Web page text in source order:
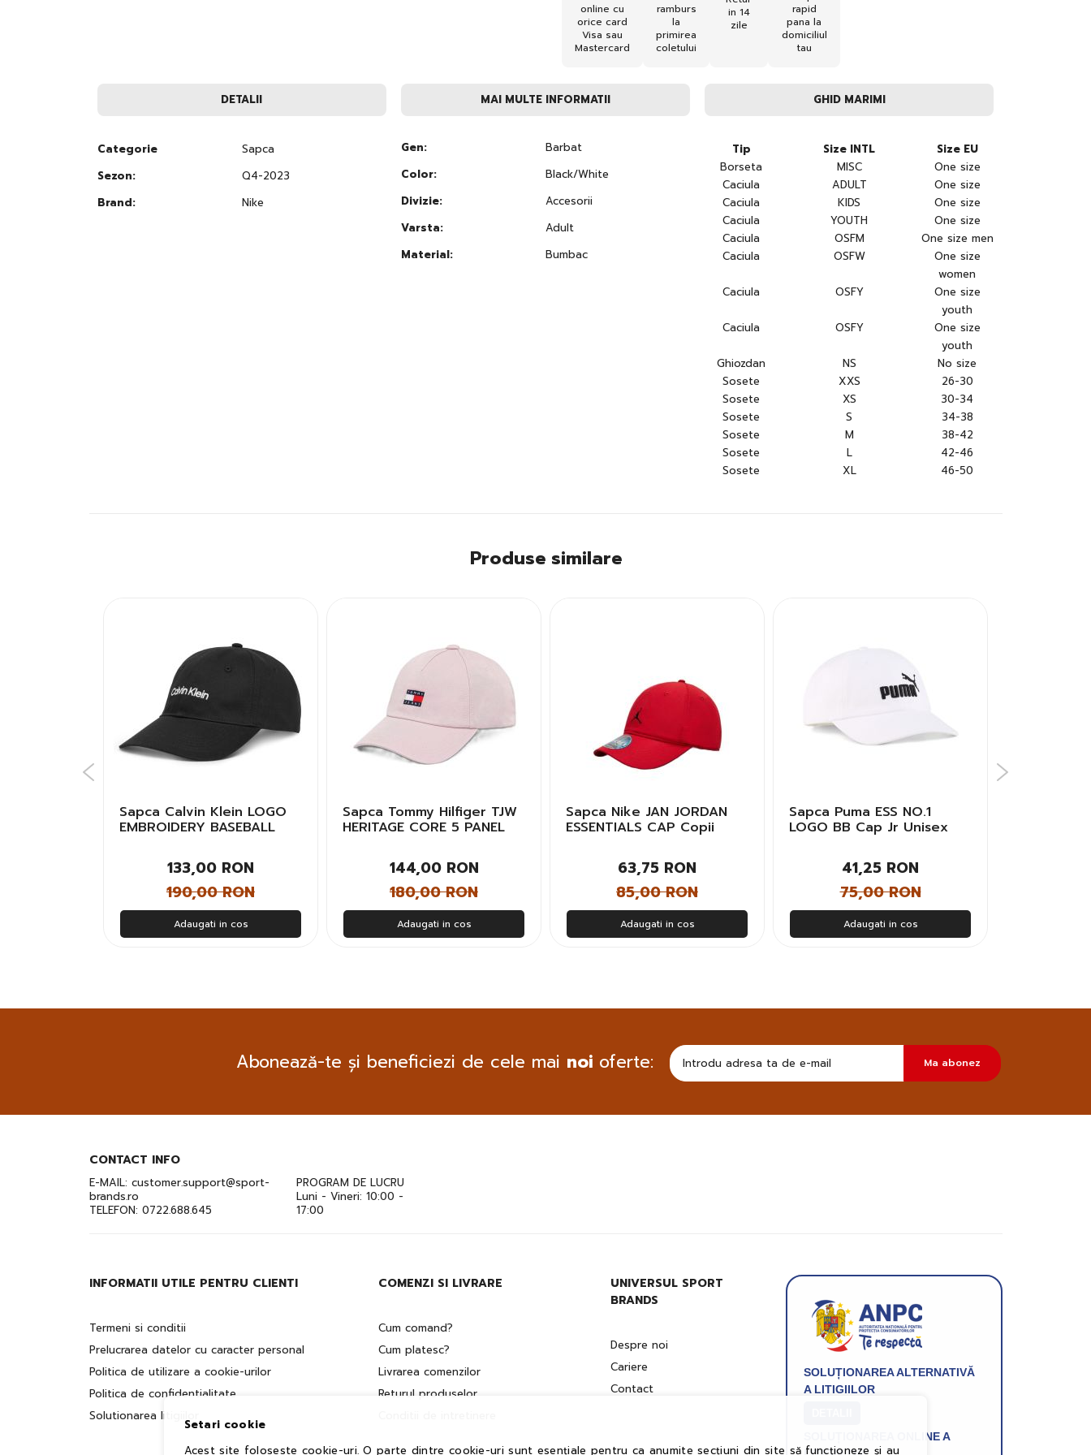
online cu
orice card
Visa sau
Mastercard
ramburs
la
primirea
coletului
in 14
zile
rapid
pana la
domiciliul
tau
DETALII
Categorie
Sapca
Sezon:
Q4-2023
Brand:
Nike
MAI MULTE INFORMATII
Gen:
Barbat
Color:
Black/White
Divizie:
Accesorii
Varsta:
Adult
Material:
Bumbac
GHID MARIMI
Tip Size INTL
Size EU
Borseta
MISC
One size
Caciula
ADULT
One size
Caciula
KIDS
One size
Caciula
YOUTH
One size
Caciula
OSFM
One size men
Caciula
OSFW
One size
women
Caciula
OSFY
One size
youth
Caciula
OSFY
One size
youth
Ghiozdan
NS
No size
Sosete
XXS
26-30
Sosete
XS
30-34
Sosete
S
34-38
Sosete
M
38-42
Sosete
L
42-46
Sosete
XL 46-50
Produse similare
Sapca Calvin Klein LOGO
EMBROIDERY BASEBALL
133,00 RON
190,00 RON
Adaugati in cos
Sapca Tommy Hilfiger TJW
HERITAGE CORE 5 PANEL
144,00 RON
180,00 RON
Adaugati in cos
Sapca Nike JAN JORDAN
ESSENTIALS CAP Copii
63,75 RON
85,00 RON
Adaugati in cos
Sapca Puma ESS NO.1
LOGO BB Cap Jr Unisex
41,25 RON
75,00 RON
Adaugati in cos
Abonează-te și beneficiezi de cele mai noi oferte:
sa
primesc
informatii
Ma abonez
CONTACT INFO
E-MAIL: customer.support@sport-
brands.ro
TELEFON: 0722.688.645
PROGRAM DE LUCRU
Luni - Vineri: 10:00 -
17:00
INFORMATII UTILE PENTRU CLIENTI
Termeni si conditii
Prelucrarea datelor cu caracter personal
Politica de utilizare a cookie-urilor
Politica de confidentialitate
Solutionarea litigiilor
COMENZI SI LIVRARE
Cum comand?
Cum platesc?
Livrarea comenzilor
Returul produselor
UNIVERSUL SPORT
BRANDS
Despre noi
Cariere
Contact
SOLUȚIONAREA ALTERNATIVĂ
A LITIGIILOR
SOLUȚIONAREA ONLINE A
Setari cookie
Acest site foloseste cookie-uri. O parte dintre cookie-uri sunt esențiale pentru ca anumite secțiuni din site să funcționeze și au